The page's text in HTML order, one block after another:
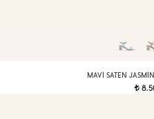
MAVI SATEN
t